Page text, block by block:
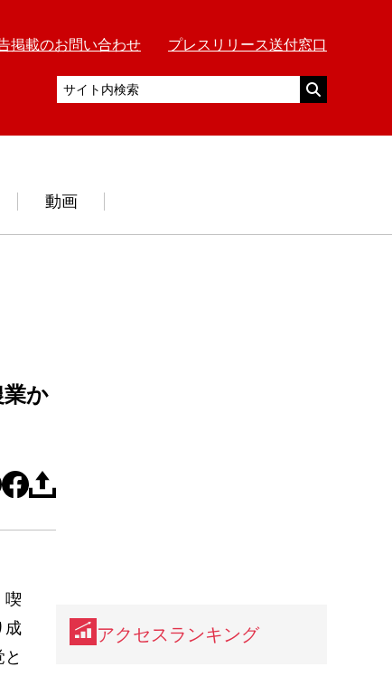
掲載のお問い合わせ プレスリリース送付窓口
動画
て喫茶店マスターの時代
か
喫
成
アクセスランキング